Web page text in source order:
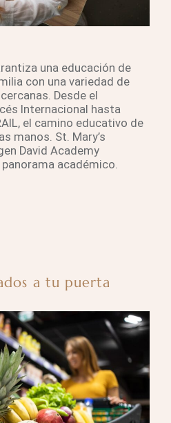
una educación de
con una variedad de
Desde el
Internacional hasta
el camino educativo de
manos. St. Mary’s
David Academy
académico.
a tu puerta